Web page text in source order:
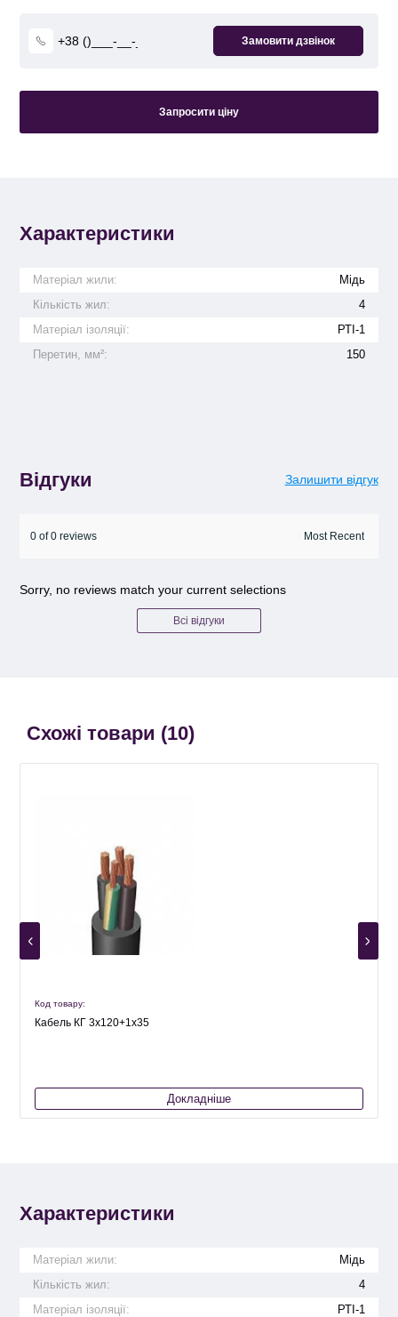
Запросити ціну
Характеристики
Матеріал жили:
Мідь
Кількість жил:
4
Матеріал ізоляції:
РТІ-1
Перетин, мм²:
150
Відгуки Залишити відгук
0 of 0 reviews
Sorry, no reviews match your current selections
Всі відгуки
Схожі товари (10)
Код товару:
Кабель КГ 3х120+1х35
Докладніше
Характеристики
Матеріал жили:
Мідь
Кількість жил:
4
Матеріал ізоляції:
РТІ-1